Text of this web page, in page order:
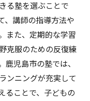
る塾を選ぶことで
、講師の指導方法や
また、定期的な学習
克服のための反復練
児島市の塾では、
ンニングが充実して
ることで、子どもの